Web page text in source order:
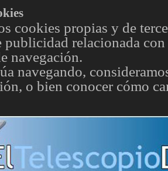
cookies propias y de
publicidad relacionada
navegación.
navegando,
o bien conocer cómo